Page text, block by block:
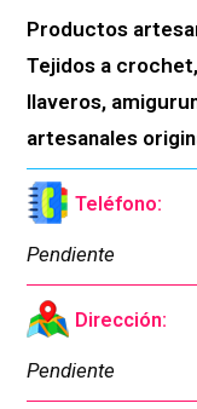
entrada:
Productos
Tejidos a
llaveros,
artesanales
Teléfono:
Pendiente
Dirección:
Pendiente